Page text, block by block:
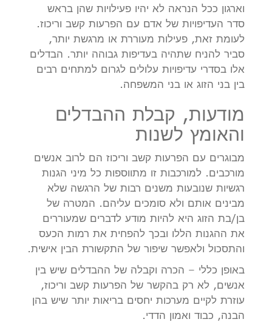
וארגון ככל הנראה לא יהיו פעילויות שהן בראש
סדר העדיפויות של אדם עם הפרעות קשב וריכוז.
לעומת זאת, פעילות מעוררת או מרגשת יותר,
סביר להניח שתהיה בעדיפות גבוהה יותר. הבדלים
אלו בסדרי עדיפויות עלולים לגרום למתחים רבים
בין בני הזוג או בני המשפחה.
מודעות, קבלת ההבדלים
והאומץ לשנות
מבוגרים עם הפרעות קשב וריכוז הם לרוב אנשים
מורכבים. למורכבות זו מתווספות כל מיני הגנות
רגשיות שנובעות משנים רבות של הרגשה שלא
מבינים אותם ולא סומכים עליהם. המטרה של
בן/בת הזוג היא להיות מודע לדברים שמעוררים
את ההגנות הללו ובכך להפחית את רמות הכעס
והתסכול ולאפשר שיפור של התקשורת הבין אישית.
באופן כללי – הכרה וקבלה של ההבדלים שיש בין
אנשים, לא רק בהקשר של הפרעות קשב וריכוז,
עוזרת לקיים מערכות יחסים בריאות יותר שיש בהן
הבנה, כבוד ואמון הדדי.